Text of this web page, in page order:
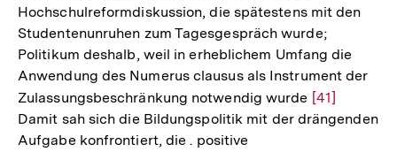
Hochschulreformdiskussion, die spätestens mit den
Studentenunruhen zum Tagesgespräch wurde;
Politikum deshalb, weil in erheblichem Umfang die
Anwendung des Numerus clausus als Instrument der
Zulassungsbeschränkung notwendig wurde Zur
Auflösung
[41]
Damit sah sich die Bildungspolitik mit der drängenden
Aufgabe konfrontiert, die . positive